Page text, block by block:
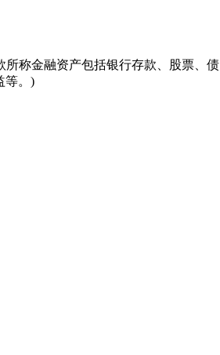
所称金融资产包括银行存款、股票、债
等。)